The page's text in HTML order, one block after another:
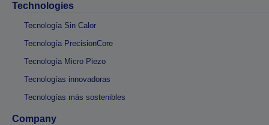
Technologies
Tecnología Sin Calor
Tecnología PrecisionCore
Tecnología Micro Piezo
Tecnologías innovadoras
Tecnologías más sostenibles
Company